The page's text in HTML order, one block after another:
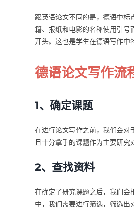
跟英语论文不同的是，德语中
籍、报纸和电影的名称使用引
开头。这也是学生在德语写作中
德语论文写作流
1、确定课题
在进行论文写作之前，我们会对
且十分拿手的课题作为主要研究
2、查找资料
在确定了研究课题之后，我们会
中，我们需要进行筛选，筛选出